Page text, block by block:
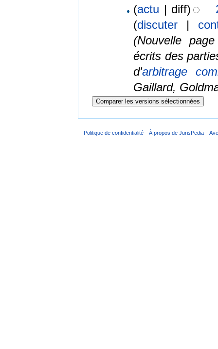
(actu | diff)
(discuter |
(Nouvelle
écrits des
d'arbitrage
Gaillard,
Politique de confidentialité À propos de JurisPedia